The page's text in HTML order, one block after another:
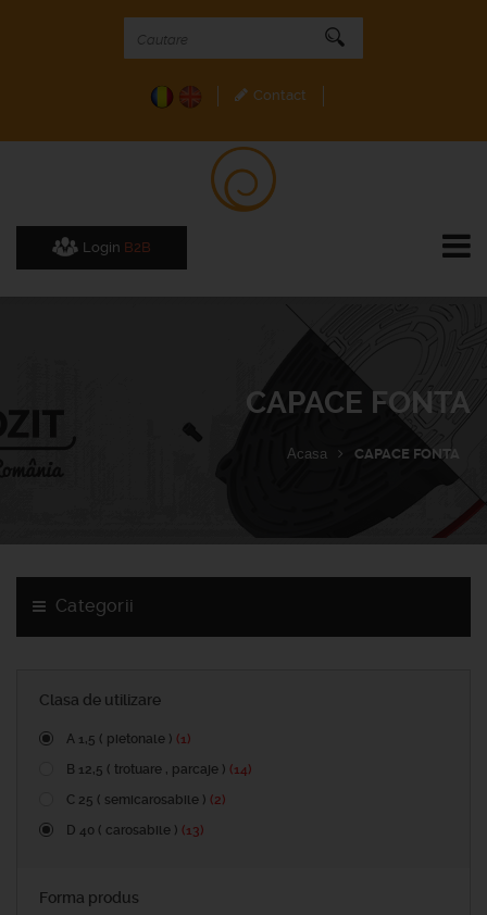
Contact
Login B2B
CAPACE FONTA
Acasa CAPACE FONTA
Categorii
Clasa de utilizare
A 1,5 ( pietonale ) (1)
B 12,5 ( trotuare , parcaje ) (14)
C 25 ( semicarosabile ) (2)
D 40 ( carosabile ) (13)
Forma produs